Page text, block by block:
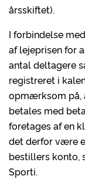
årsskiftet).
I forbindelse
af lejeprisen for
antal deltagere
registreret i
opmærksom på,
betales med
foretages af en
det derfor være
bestillers konto,
Sporti.